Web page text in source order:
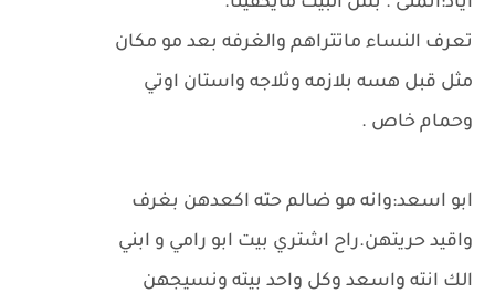
تعرف النساء ماتتراهم والغرفه بعد مو مكان
مثل قبل هسه بلازمه وثلاجه واستان اوتي
وحمام خاص .
ابو اسعد:وانه مو ضالم حته اكعدهن بغرف
واقيد حريتهن.راح اشتري بيت ابو رامي و ابني
الك انته واسعد وكل واحد بيته ونسيجهن